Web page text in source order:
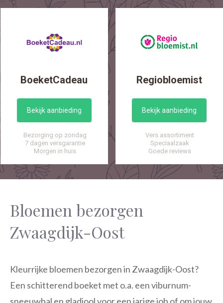
BoeketCadeau
Bekijk aanbieding
Bezorging op zondag
7 dagen versgarantie
Morgen in huis
Regiobloemist
Bekijk aanbieding
Vers assortiment
Speciaalzaak
Goede reviews
Bloemen bezorgen
Zwaagdijk-Oost
Kleurrijke bloemen bezorgen in Zwaagdijk-Oost?
Een schitterend boeket met o.a. een viburnum-